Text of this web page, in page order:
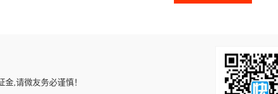
,请微友务必谨慎！